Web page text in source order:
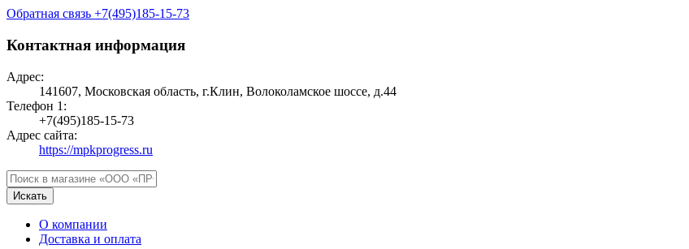
Обратная связь +7(495)185-15-73
Контактная информация
Адрес:
141607, Московская область, г.Клин, Волоколамское шоссе, д.44
Телефон 1:
+7(495)185-15-73
Адрес сайта:
https://mpkprogress.ru
Искать
О компании
Доставка и оплата